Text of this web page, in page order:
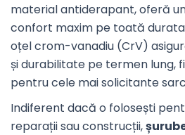
material antiderapant, oferă
confort maxim pe toată durata
oțel crom-vanadiu (CrV)
și durabilitate pe termen lung,
pentru cele mai solicitante
Indiferent dacă o folosești
reparații sau construcții,